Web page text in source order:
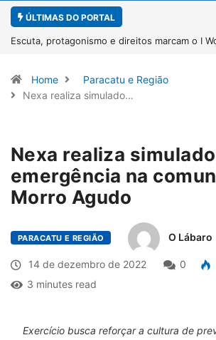
ÚLTIMAS DO PORTAL
Mulher
Conab inicia recebimento de
Home
Paracatu e Região
Nexa realiza simulado…
Nexa realiza
emergência na
Morro Agudo
PARACATU E REGIÃO O Lábaro
14 de dezembro de 2022 0
3 minutes read
Exercício busca reforçar a cultura de